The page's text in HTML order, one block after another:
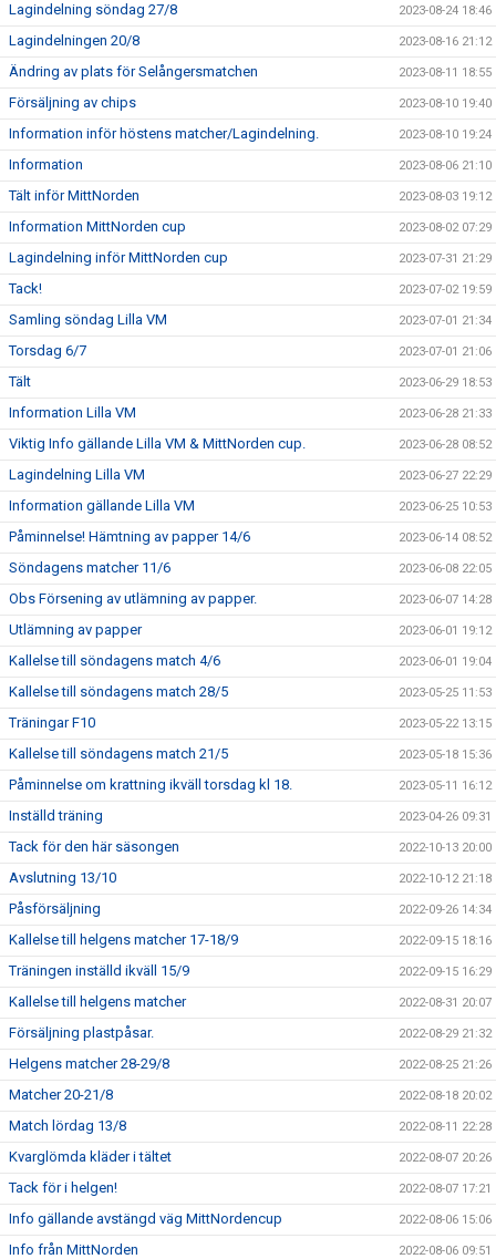
Lagindelning söndag 27/8 2023-08-24 18:46
Lagindelningen 20/8 2023-08-16 21:12
Ändring av plats för Selångersmatchen 2023-08-11 18:55
Försäljning av chips 2023-08-10 19:40
Information inför höstens matcher/Lagindelning. 2023-08-10 19:24
Information 2023-08-06 21:10
Tält inför MittNorden 2023-08-03 19:12
Information MittNorden cup 2023-08-02 07:29
Lagindelning inför MittNorden cup 2023-07-31 21:29
Tack! 2023-07-02 19:59
Samling söndag Lilla VM 2023-07-01 21:34
Torsdag 6/7 2023-07-01 21:06
Tält 2023-06-29 18:53
Information Lilla VM 2023-06-28 21:33
Viktig Info gällande Lilla VM & MittNorden cup. 2023-06-28 08:52
Lagindelning Lilla VM 2023-06-27 22:29
Information gällande Lilla VM 2023-06-25 10:53
Påminnelse! Hämtning av papper 14/6 2023-06-14 08:52
Söndagens matcher 11/6 2023-06-08 22:05
Obs Försening av utlämning av papper. 2023-06-07 14:28
Utlämning av papper 2023-06-01 19:12
Kallelse till söndagens match 4/6 2023-06-01 19:04
Kallelse till söndagens match 28/5 2023-05-25 11:53
Träningar F10 2023-05-22 13:15
Kallelse till söndagens match 21/5 2023-05-18 15:36
Påminnelse om krattning ikväll torsdag kl 18. 2023-05-11 16:12
Inställd träning 2023-04-26 09:31
Tack för den här säsongen 2022-10-13 20:00
Avslutning 13/10 2022-10-12 21:18
Påsförsäljning 2022-09-26 14:34
Kallelse till helgens matcher 17-18/9 2022-09-15 18:16
Träningen inställd ikväll 15/9 2022-09-15 16:29
Kallelse till helgens matcher 2022-08-31 20:07
Försäljning plastpåsar. 2022-08-29 21:32
Helgens matcher 28-29/8 2022-08-25 21:26
Matcher 20-21/8 2022-08-18 20:02
Match lördag 13/8 2022-08-11 22:28
Kvarglömda kläder i tältet 2022-08-07 20:26
Tack för i helgen! 2022-08-07 17:21
Info gällande avstängd väg MittNordencup 2022-08-06 15:06
Info från MittNorden 2022-08-06 09:51